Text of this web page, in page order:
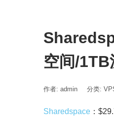
空间/
作者: admin 分类:
Sharedspace ：